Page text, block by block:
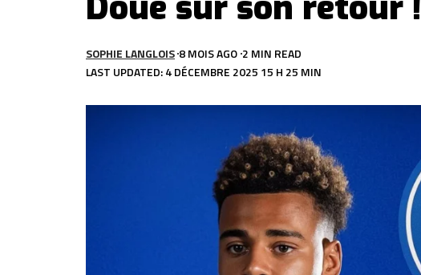
LAST UPDATED: 4 DÉCEMBRE 2025 15 H 25 MIN
SOPHIE LANGLOIS 8 MOIS AGO 2 MIN READ